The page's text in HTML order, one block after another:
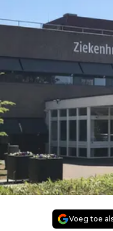
Voeg toe